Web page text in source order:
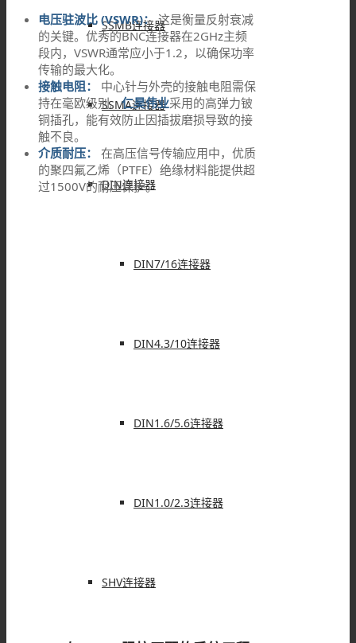
SSMB连接器
SSMA连接器
DIN连接器
DIN7/16连接器
DIN4.3/10连接器
DIN1.6/5.6连接器
DIN1.0/2.3连接器
SHV连接器
电压驻波比 (VSWR)：这是衡量反射衰减
的关键。优秀的BNC连接器在2GHz主频
段内，VSWR通常应小于1.2，以确保功率
传输的最大化。
接触电阻：
中心针与外壳的接触电阻需保
持在毫欧级别。仁昊伟业采用的高弹力铍
铜插孔，能有效防止因插拔磨损导致的接
触不良。
介质耐压：
在高压信号传输应用中，优质
的聚四氟乙烯（PTFE）绝缘材料能提供超
过1500V的耐压保护。